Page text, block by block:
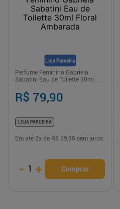
Loja Parceira
Perfume Feminino Gabriela
Sabatini Eau de Toilette 30ml
R$ 79,90
LOJA PARCEIRA
Em até 2x de R$ 39,95 sem juros
- 1 + Comprar